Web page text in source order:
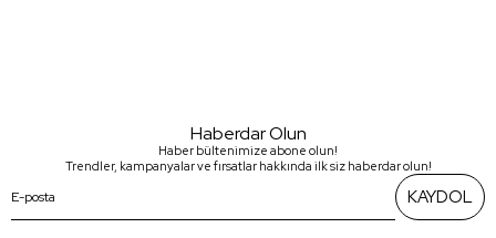
Haberdar Olun
Haber bültenimize abone olun!
Trendler, kampanyalar ve fırsatlar hakkında ilk siz haberdar olun!
KAYDOL